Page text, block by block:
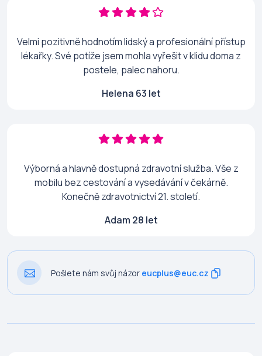
Velmi pozitivně hodnotím lidský a profesionální přístup
lékařky. Své potíže jsem mohla vyřešit v klidu doma z
postele, palec nahoru.
Helena 63 let
Výborná a hlavně dostupná zdravotní služba. Vše z
mobilu bez cestování a vysedávání v čekárně.
Konečně zdravotnictví 21. století.
Adam 28 let
Pošlete nám svůj názor eucplus@euc.cz